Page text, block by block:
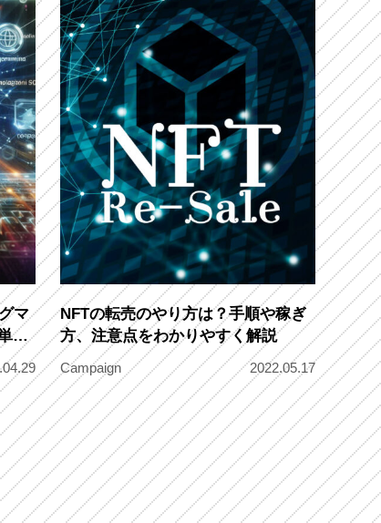
マ
・
NFTの転売のやり方は？手順や稼ぎ
方、注意点をわかりやすく解説
Campaign 2022.05.17